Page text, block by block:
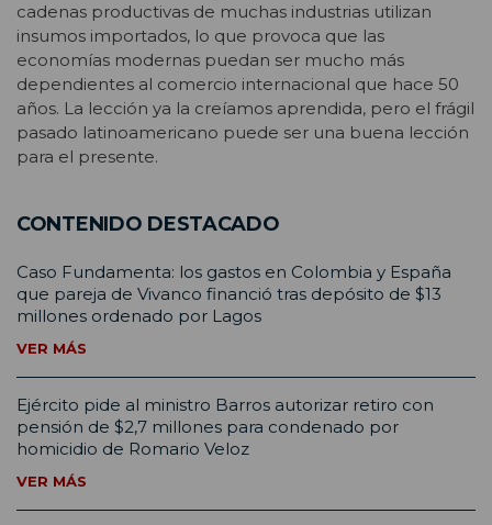
cadenas productivas de muchas industrias utilizan
insumos importados, lo que provoca que las
economías modernas puedan ser mucho más
dependientes al comercio internacional que hace 50
años. La lección ya la creíamos aprendida, pero el frágil
pasado latinoamericano puede ser una buena lección
para el presente.
CONTENIDO DESTACADO
Caso Fundamenta: los gastos en Colombia y España
que pareja de Vivanco financió tras depósito de $13
millones ordenado por Lagos
VER MÁS
Ejército pide al ministro Barros autorizar retiro con
pensión de $2,7 millones para condenado por
homicidio de Romario Veloz
VER MÁS